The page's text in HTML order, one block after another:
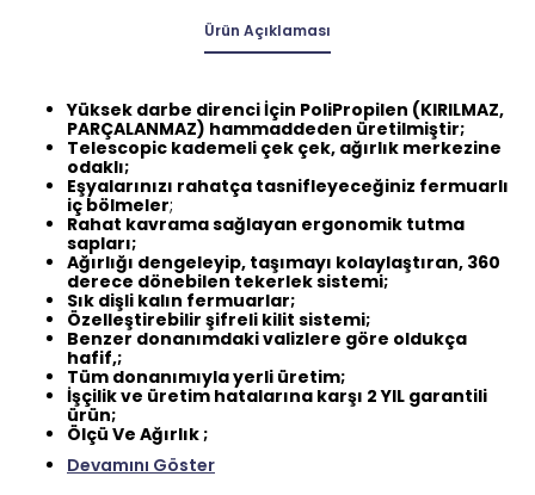
Ürün Açıklaması
Yüksek darbe direnci İçin PoliPropilen (KIRILMAZ,
PARÇALANMAZ) hammaddeden üretilmiştir;
Telescopic kademeli çek çek, ağırlık merkezine
odaklı;
Eşyalarınızı rahatça tasnifleyeceğiniz fermuarlı
iç bölmeler;
Rahat kavrama sağlayan ergonomik tutma
sapları;
Ağırlığı dengeleyip, taşımayı kolaylaştıran, 360
derece dönebilen tekerlek sistemi;
Sık dişli kalın fermuarlar;
Özelleştirebilir şifreli kilit sistemi;
Benzer donanımdaki valizlere göre oldukça
hafif,;
Tüm donanımıyla yerli üretim;
İşçilik ve üretim hatalarına karşı 2 YIL garantili
ürün;
Ölçü Ve Ağırlık ;
Devamını Göster